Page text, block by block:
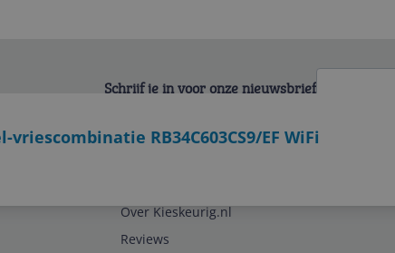
vriescombinatie RB34C603CS9/EF WiFi
Schrijf je in voor onze nieuwsbrief
Over Kieskeurig.nl
Reviews